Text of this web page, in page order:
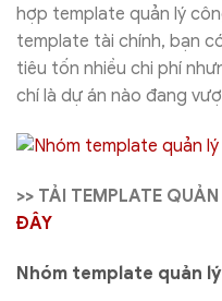
hợp template quản lý
template tài chính, bạn
tiêu tốn nhiều chi phí
chí là dự án nào đang
>> TẢI TEMPLATE
ĐÂY
Nhóm template quản